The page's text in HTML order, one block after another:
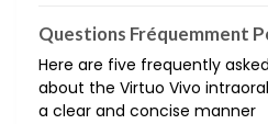
Questions Fréquemment
Here are five frequently
about the Virtuo Vivo
a clear and concise manner